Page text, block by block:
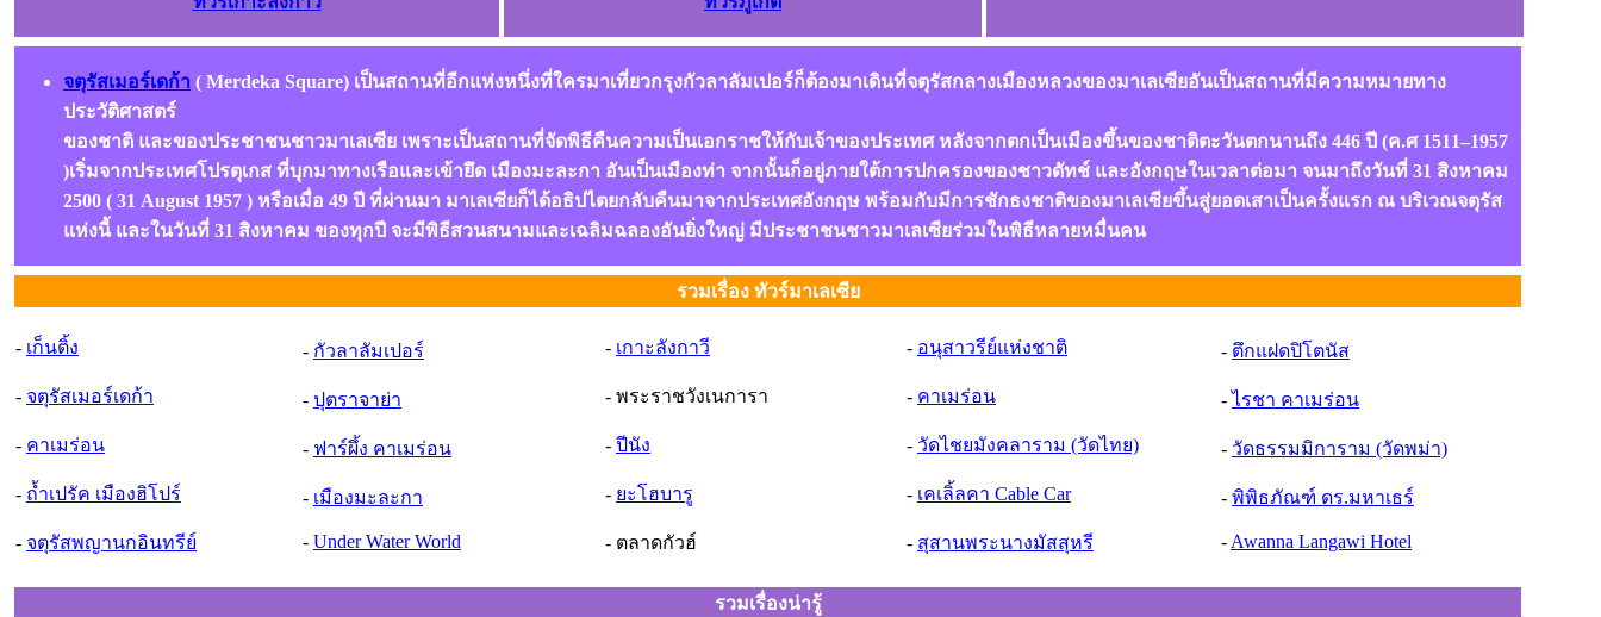
จตุรัสเมอร์เดก้า ( Merdeka Square) เป็นสถานที่อีกแห่งหนึ่งที่ใครมาเที่ยวกรุงกัวลาลัมเปอร์ก็ต้องมาเดินที่จตุรัสกลางเมืองหลวงของมาเลเซียอันเป็นสถานที่มีความหมายทาง
ประวัติศาสตร์
ของชาติ และของประชาชนชาวมาเลเซีย เพราะเป็นสถานที่จัดพิธีคืนความเป็นเอกราชให้กับเจ้าของประเทศ หลังจากตกเป็นเมืองขึ้นของชาติตะวันตกนานถึง 446 ปี (ค.ศ 1511–1957
)เริ่มจากประเทศโปรตุเกส ที่บุกมาทางเรือและเข้ายึด เมืองมะละกา อันเป็นเมืองท่า จากนั้นก็อยู่ภายใต้การปกครองของชาวดัทช์ และอังกฤษในเวลาต่อมา จนมาถึงวันที่ 31 สิงหาคม
2500 ( 31 August 1957 ) หรือเมื่อ 49 ปี ที่ผ่านมา มาเลเซียก็ได้อธิปไตยกลับคืนมาจากประเทศอังกฤษ พร้อมกับมีการชักธงชาติของมาเลเซียขึ้นสู่ยอดเสาเป็นครั้งแรก ณ บริเวณจตุรัส
แห่งนี้ และในวันที่ 31 สิงหาคม ของทุกปี จะมีพิธีสวนสนามและเฉลิมฉลองอันยิ่งใหญ่ มีประชาชนชาวมาเลเซียร่วมในพิธีหลายหมื่นคน
รวมเรื่อง ทัวร์มาเลเซีย
- เก็นติ้ง
- จตุรัสเมอร์เดก้า
- คาเมร่อน
- ถ้ำเปรัค เมืองฮิโปร์
- จตุรัสพญานกอินทรีย์
- กัวลาลัมเปอร์
- ปุตราจาย่า
- ฟาร์ผึ้ง คาเมร่อน
- เมืองมะละกา
- Under Water World
- เกาะลังกาวี
- พระราชวังเนการา
- ปีนัง
- ยะโฮบารู
- ตลาดกัวฮ์
- อนุสาวรีย์แห่งชาติ
- คาเมร่อน
- วัดไชยมังคลาราม (วัดไทย)
- เคเลิ้ลคา Cable Car
- สุสานพระนางมัสสุหรี
- ตึกแฝดปิโตนัส
-ไรชา คาเมร่อน
- วัดธรรมมิการาม (วัดพม่า)
- พิพิธภัณฑ์ ดร.มหาเธร
- Awanna Langawi Hotel
รวมเรื่องน่ารู้